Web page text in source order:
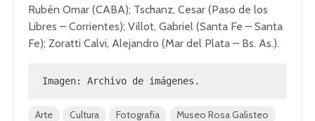
Rubén Omar (CABA); Tschanz, Cesar (Paso de los
Libres – Corrientes); Villot, Gabriel (Santa Fe – Santa
Fe); Zoratti Calvi, Alejandro (Mar del Plata – Bs. As.).
Imagen: Archivo de imágenes.
Arte Cultura Fotografía
Museo Rosa Galisteo